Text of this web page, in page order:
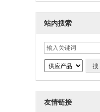
站内搜索
友情链接